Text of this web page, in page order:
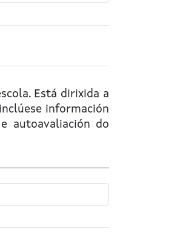
Está dirixida a
información
autoavaliación do